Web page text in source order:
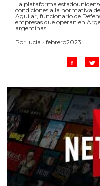
La plataforma
condiciones a la normativa
Aguilar, funcionario de
empresas que operan en
argentinas".
Por lucia • febrero2023